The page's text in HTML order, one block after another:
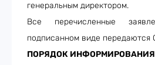
генеральным директором.
Все перечисленные
подписанном виде передаются
ПОРЯДОК